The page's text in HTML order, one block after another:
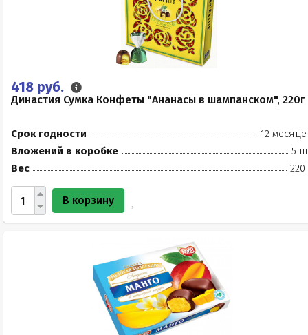
418 руб.
Династия Сумка Конфеты "Ананасы в шампанском", 220г
Срок годности
12
Вложений в коробке
5
Вес
220
В корзину